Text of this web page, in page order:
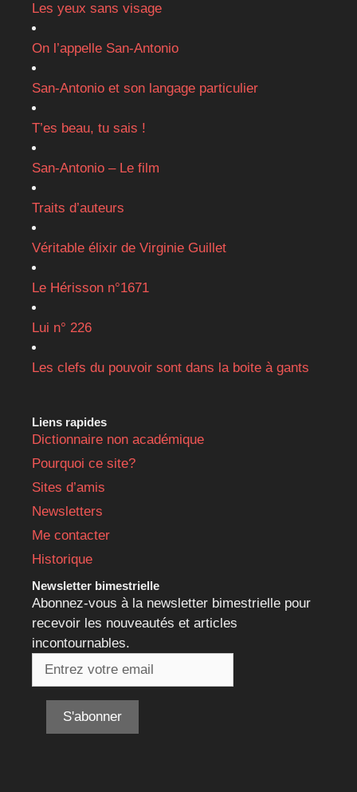
Les yeux sans visage
On l’appelle San-Antonio
San-Antonio et son langage particulier
T’es beau, tu sais !
San-Antonio – Le film
Traits d’auteurs
Véritable élixir de Virginie Guillet
Le Hérisson n°1671
Lui n° 226
Les clefs du pouvoir sont dans la boite à gants
Liens rapides
Dictionnaire non académique
Pourquoi ce site?
Sites d’amis
Newsletters
Me contacter
Historique
Newsletter bimestrielle
Abonnez-vous à la newsletter bimestrielle pour
recevoir les nouveautés et articles
incontournables.